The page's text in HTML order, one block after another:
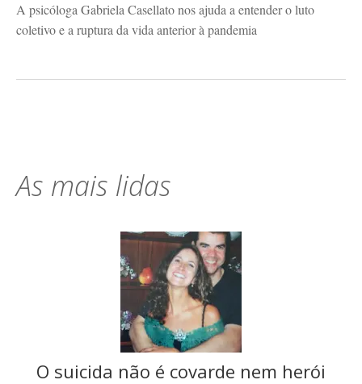
A psicóloga Gabriela Casellato nos ajuda a entender o luto
coletivo e a ruptura da vida anterior à pandemia
As mais lidas
O suicida não é covarde nem herói